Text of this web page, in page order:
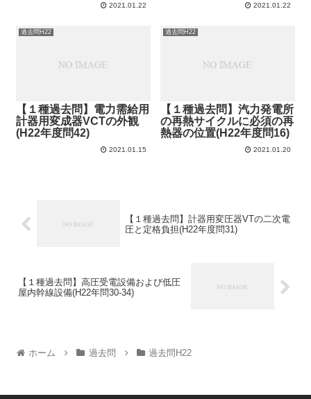
2021.01.22 2021.01.22
過去問H22
【１種過去問】電力需給用
計器用変成器VCTの外観
(H22年度問42)
2021.01.15
過去問H22
【１種過去問】汽力発電所
の再熱サイクルに必須の再
熱器の位置(H22年度問16)
2021.01.20
【１種過去問】計器用変圧器VTの二次電
圧と定格負担(H22年度問31)
【１種過去問】高圧受電設備および低圧
屋内幹線設備(H22年問30-34)
ホーム 過去問 過去問H22